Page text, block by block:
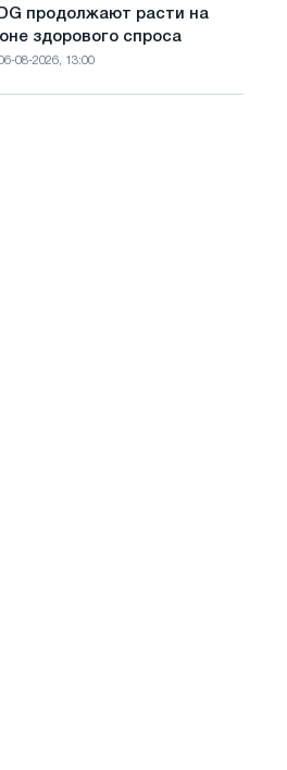
продолжают расти на
здорового спроса
08-2026, 13:00